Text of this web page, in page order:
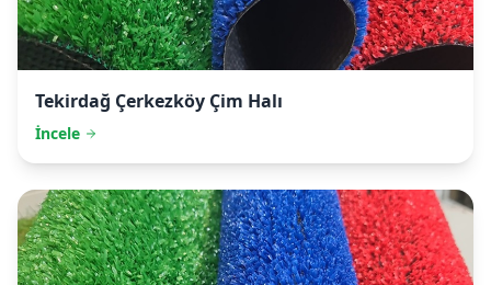
Tekirdağ Çerkezköy Çim Halı
İncele